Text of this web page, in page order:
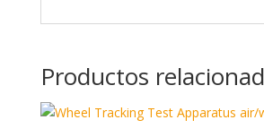
Productos